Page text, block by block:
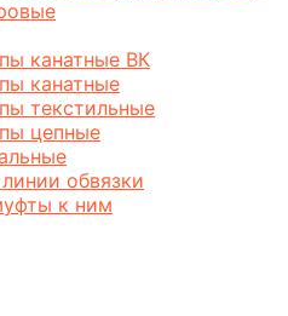
канатные ВК
канатные
текстильные
цепные
обвязки
к ним